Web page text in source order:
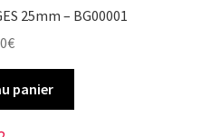
25mm – BG00001
€
panier